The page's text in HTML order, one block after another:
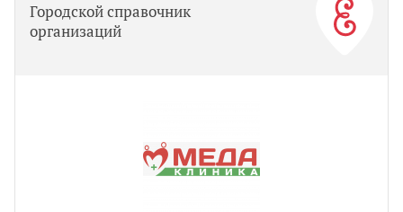
Городской справочник
организаций